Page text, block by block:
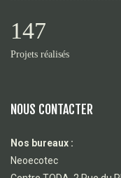
147
Projets réalisés
NOUS CONTACTER
Nos bureaux :
Neoecotec